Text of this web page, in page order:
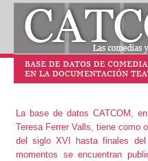
La base de datos CATCOM,
Teresa Ferrer Valls, tiene como
del siglo XVI hasta finales
momentos se encuentran